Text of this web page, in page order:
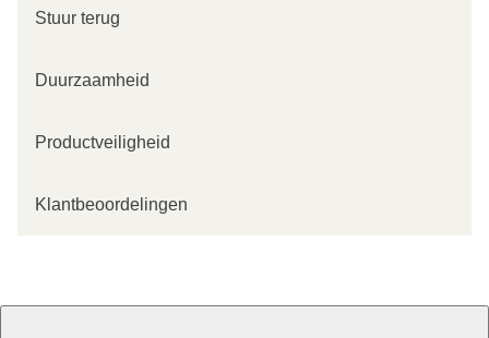
Stuur terug
Duurzaamheid
Productveiligheid
Klantbeoordelingen